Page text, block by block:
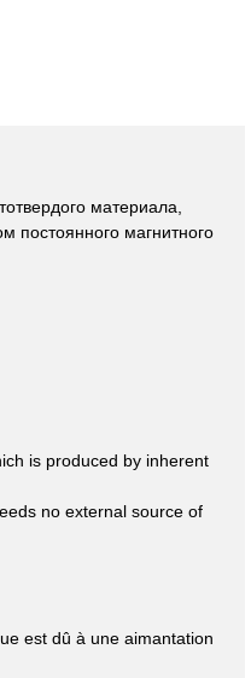
материала,
постоянного магнитного
is produced by inherent
no external source of
est dû à une aimantation